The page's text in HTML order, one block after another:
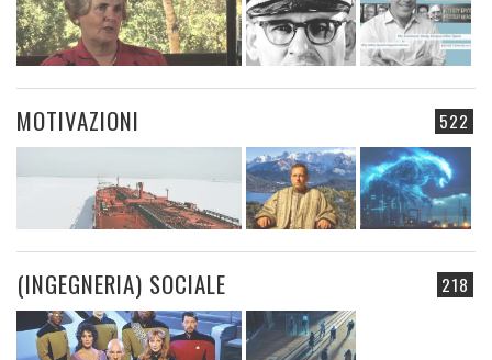
522
MOTIVAZIONI
218
(INGEGNERIA) SOCIALE